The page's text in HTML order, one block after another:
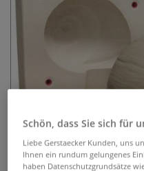
Schön, dass Sie sich für
Liebe Gerstaecker Kunden, uns
Ihnen ein rundum gelungenes
haben Datenschutzgrundsätze